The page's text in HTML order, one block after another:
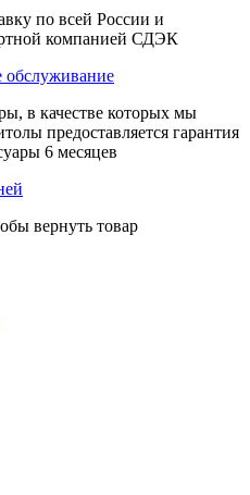
по всей России и
компанией СДЭК
обслуживание
в качестве которых мы
предоставляется гарантия
6 месяцев
вернуть товар